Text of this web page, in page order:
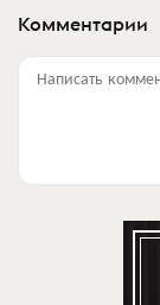
Комментарии
Написать